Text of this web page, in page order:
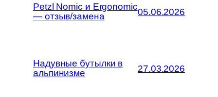
Petzl Nomic и Ergonomic
— отзыв/замена
05.06.2026
Надувные бутылки в
альпинизме
27.03.2026